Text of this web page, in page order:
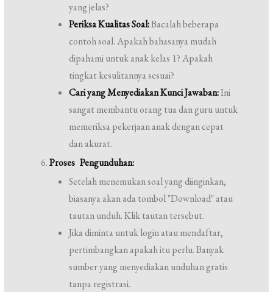
yang jelas?
Periksa Kualitas Soal:Bacalah beberapa
contoh soal. Apakah bahasanya mudah
dipahami untuk anak kelas 1? Apakah
tingkat kesulitannya sesuai?
Cari yang Menyediakan Kunci Jawaban:Ini
sangat membantu orang tua dan guru untuk
memeriksa pekerjaan anak dengan cepat
dan akurat.
Proses Pengunduhan:
Setelah menemukan soal yang diinginkan,
biasanya akan ada tombol "Download" atau
tautan unduh. Klik tautan tersebut.
Jika diminta untuk login atau mendaftar,
pertimbangkan apakah itu perlu. Banyak
sumber yang menyediakan unduhan gratis
tanpa registrasi.